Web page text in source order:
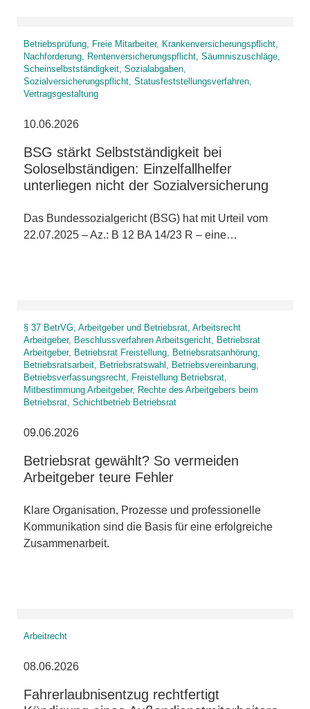
Betriebsprüfung, Freie Mitarbeiter, Krankenversicherungspflicht,
Nachforderung, Rentenversicherungspflicht, Säumniszuschläge,
Scheinselbstständigkeit, Sozialabgaben,
Sozialversicherungspflicht, Statusfeststellungsverfahren,
Vertragsgestaltung
10.06.2026
BSG stärkt Selbstständigkeit bei
Soloselbständigen: Einzelfallhelfer
unterliegen nicht der Sozialversicherung
Das Bundessozialgericht (BSG) hat mit Urteil vom
22.07.2025 – Az.: B 12 BA 14/23 R – eine…
§ 37 BetrVG, Arbeitgeber und Betriebsrat, Arbeitsrecht
Arbeitgeber, Beschlussverfahren Arbeitsgericht, Betriebsrat
Arbeitgeber, Betriebsrat Freistellung, Betriebsratsanhörung,
Betriebsratsarbeit, Betriebsratswahl, Betriebsvereinbarung,
Betriebsverfassungsrecht, Freistellung Betriebsrat,
Mitbestimmung Arbeitgeber, Rechte des Arbeitgebers beim
Betriebsrat, Schichtbetrieb Betriebsrat
09.06.2026
Betriebsrat gewählt? So vermeiden
Arbeitgeber teure Fehler
Klare Organisation, Prozesse und professionelle
Kommunikation sind die Basis für eine erfolgreiche
Zusammenarbeit.
Arbeitrecht
08.06.2026
Fahrerlaubnisentzug rechtfertigt